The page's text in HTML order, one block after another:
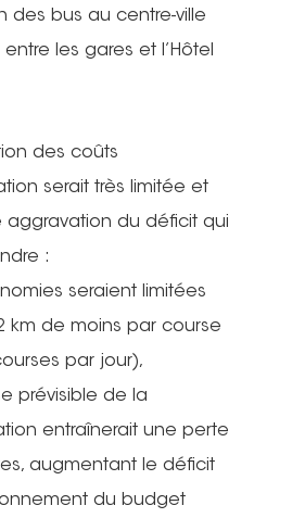
des bus au centre-ville
entre les gares et l’Hôtel
des coûts
serait très limitée et
aggravation du déficit qui
:
seraient limitées
km de moins par course
par jour),
prévisible de la
entraînerait une perte
augmentant le déficit
du budget